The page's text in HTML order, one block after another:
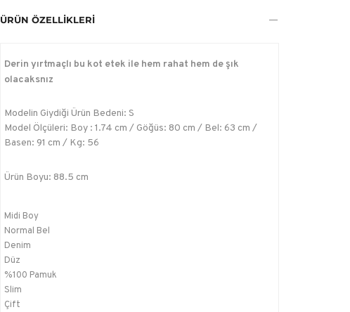
ÜRÜN ÖZELLIKLERI
Derin yırtmaçlı bu kot etek ile hem rahat hem de şık
olacaksnız
Modelin Giydiği Ürün Bedeni: S
Model Ölçüleri: Boy : 1.74 cm / Göğüs: 80 cm / Bel: 63 cm /
Basen: 91 cm / Kg: 56
Ürün Boyu: 88.5 cm
Midi Boy
Normal Bel
Denim
Düz
%100 Pamuk
Slim
Çift